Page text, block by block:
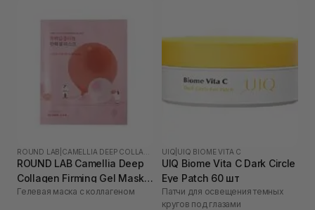
ROUND LAB
ROUND LAB Camellia Deep
Collagen Firming Gel Mask 1
шт
Гелевая маска с коллагеном
UIQ UIQ BIOME VITA C
UIQ Biome Vita C Dark Circle
Eye Patch 60 шт
Патчи для освещения темных
кругов под глазами